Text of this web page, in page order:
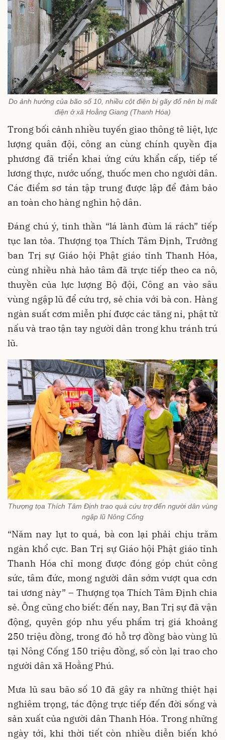
Do ảnh hưởng của bão số 10, nhiều cột điện bị gãy đổ nên bị mất
điện ở xã Hoằng Giang (Thanh Hóa)
Trong bối cảnh nhiều tuyến giao thông tê liệt, lực
lượng quân đội, công an cùng chính quyền địa
phương đã triển khai ứng cứu khẩn cấp, tiếp tế
lương thực, nước uống, thuốc men cho người dân.
Các điểm sơ tán tập trung được lập để đảm bảo
an toàn cho hàng nghìn hộ dân.
Đáng chú ý, tinh thần “lá lành đùm lá rách” tiếp
tục lan tỏa. Thượng tọa Thích Tâm Định, Trưởng
ban Trị sự Giáo hội Phật giáo tỉnh Thanh Hóa,
cùng nhiều nhà hảo tâm đã trực tiếp theo ca nô,
thuyền của lực lượng Bộ đội, Công an vào sâu
vùng ngập lũ để cứu trợ, sẻ chia với bà con. Hàng
ngàn suất cơm miễn phí được các tăng ni, phật tử
nấu và trao tận tay người dân trong khu tránh trú
lũ.
Thượng tọa Thích Tâm Định trao quà cứu trợ đến người dân vùng
ngập lũ Nông Cống
“Năm nay lụt to quá, bà con lại phải chịu trăm
ngàn khổ cực. Ban Trị sự Giáo hội Phật giáo tỉnh
Thanh Hóa chỉ mong được đóng góp chút công
sức, tâm đức, mong người dân sớm vượt qua cơn
tai ương này” – Thượng tọa Thích Tâm Định chia
sẻ. Ông cũng cho biết: đến nay, Ban Trị sự đã vận
động, quyên góp nhu yếu phẩm trị giá khoảng
250 triệu đồng, trong đó hỗ trợ đồng bào vùng lũ
tại Nông Cống 150 triệu đồng, số còn lại trao cho
người dân xã Hoằng Phú.
Mưa lũ sau bão số 10 đã gây ra những thiệt hại
nghiêm trọng, tác động trực tiếp đến đời sống và
sản xuất của người dân Thanh Hóa. Trong những
ngày tới, khi thời tiết còn nhiều diễn biến khó